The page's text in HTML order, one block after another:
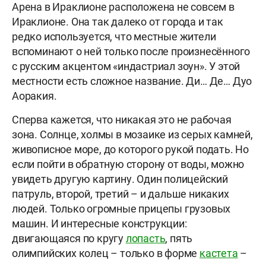
Арена в Ираклионе расположена не совсем в
Ираклионе. Она так далеко от города и так
редко используется, что местные жители
вспоминают о ней только после произнесённого
с русским акцентом «индастриал зоун». У этой
местности есть сложное название. Ди… Де… Дуо
Аоракия.
Сперва кажется, что никакая это не рабочая
зона. Солнце, холмы в мозаике из серых камней,
живописное море, до которого рукой подать. Но
если пойти в обратную сторону от воды, можно
увидеть другую картину. Один полицейский
патруль, второй, третий – и дальше никаких
людей. Только огромные прицепы грузовых
машин. И интересные конструкции:
двигающаяся по кругулопасть, пять
олимпийских колец – только в форме кастета –